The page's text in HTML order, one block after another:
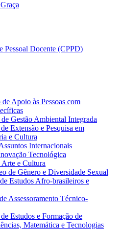
Pessoal Docente (CPPD)
Apoio às Pessoas com
Gestão Ambiental Integrada
Extensão e Pesquisa em
e Cultura
Internacionais
Tecnológica
e Cultura
de Gênero e Diversidade Sexual
Estudos Afro-brasileiros e
Assessoramento Técnico-
Estudos e Formação de
Matemática e Tecnologias